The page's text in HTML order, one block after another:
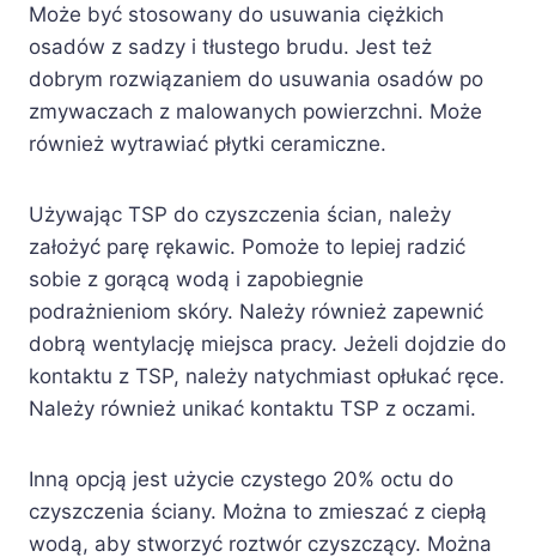
Może być stosowany do usuwania ciężkich
osadów z sadzy i tłustego brudu. Jest też
dobrym rozwiązaniem do usuwania osadów po
zmywaczach z malowanych powierzchni. Może
również wytrawiać płytki ceramiczne.
Używając TSP do czyszczenia ścian, należy
założyć parę rękawic. Pomoże to lepiej radzić
sobie z gorącą wodą i zapobiegnie
podrażnieniom skóry. Należy również zapewnić
dobrą wentylację miejsca pracy. Jeżeli dojdzie do
kontaktu z TSP, należy natychmiast opłukać ręce.
Należy również unikać kontaktu TSP z oczami.
Inną opcją jest użycie czystego 20% octu do
czyszczenia ściany. Można to zmieszać z ciepłą
wodą, aby stworzyć roztwór czyszczący. Można